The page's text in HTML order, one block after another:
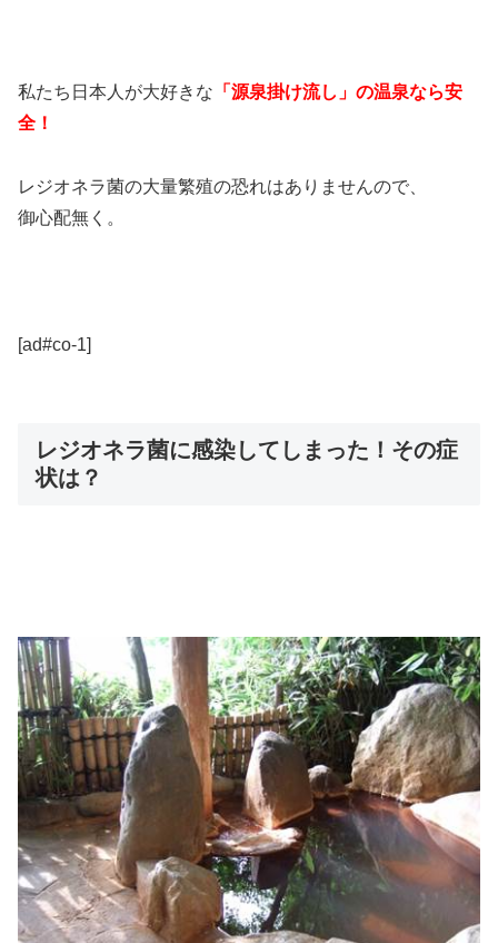
私たち日本人が大好きな 「源泉掛け流し」の温泉なら安
全！
レジオネラ菌の大量繁殖の恐れはありませんので、
御心配無く。
[ad#co-1]
レジオネラ菌に感染してしまった！その症
状は？